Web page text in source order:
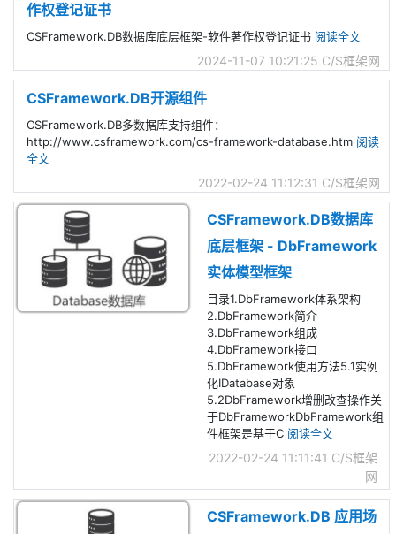
作权登记证书
CSFramework.DB数据库底层框架-软件著作权登记证书 阅读全文
2024-11-07 10:21:25 C/S框架网
CSFramework.DB开源组件
CSFramework.DB多数据库支持组件：
http://www.csframework.com/cs-framework-database.htm 阅读
全文
2022-02-24 11:12:31 C/S框架网
CSFramework.DB数据库
底层框架 - DbFramework
实体模型框架
目录1.DbFramework体系架构
2.DbFramework简介
3.DbFramework组成
4.DbFramework接口
5.DbFramework使用方法5.1实例
化IDatabase对象
5.2DbFramework增删改查操作关
于DbFrameworkDbFramework组
件框架是基于C 阅读全文
2022-02-24 11:11:41 C/S框架
网
CSFramework.DB 应用场